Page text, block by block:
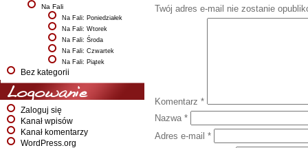
Na Fali
Na Fali: Poniedziałek
Na Fali: Wtorek
Na Fali: Środa
Na Fali: Czwartek
Na Fali: Piątek
Bez kategorii
Logowanie
Zaloguj się
Kanał wpisów
Kanał komentarzy
WordPress.org
Twój adres e-mail nie zostanie
Komentarz *
Nazwa *
Adres e-mail *